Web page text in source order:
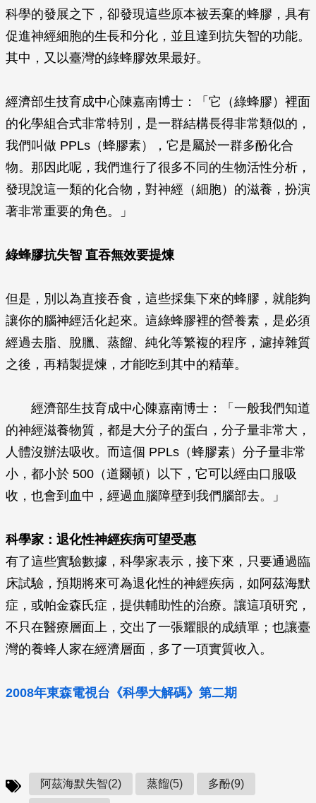
科學的發展之下，卻發現這些原本被丟棄的蜂膠，具有
促進神經細胞的生長和分化，並且達到抗失智的功能。
其中，又以臺灣的綠蜂膠效果最好。
經濟部生技育成中心陳嘉南博士：「它（綠蜂膠）裡面
的化學組合式非常特別，是一群結構長得非常類似的，
我們叫做 PPLs（蜂膠素），它是屬於一群多酚化合
物。那因此呢，我們進行了很多不同的生物活性分析，
發現說這一類的化合物，對神經（細胞）的滋養，扮演
著非常重要的角色。」
綠蜂膠抗失智 直吞無效要提煉
但是，別以為直接吞食，這些採集下來的蜂膠，就能夠
讓你的腦神經活化起來。這綠蜂膠裡的營養素，是必須
經過去脂、脫臘、蒸餾、純化等繁複的程序，濾掉雜質
之後，再精製提煉，才能吃到其中的精華。
經濟部生技育成中心陳嘉南博士：「一般我們知道
的神經滋養物質，都是大分子的蛋白，分子量非常大，
人體沒辦法吸收。而這個 PPLs（蜂膠素）分子量非常
小，都小於 500（道爾頓）以下，它可以經由口服吸
收，也會到血中，經過血腦障壁到我們腦部去。」
科學家：退化性神經疾病可望受惠
有了這些實驗數據，科學家表示，接下來，只要通過臨
床試驗，預期將來可為退化性的神經疾病，如阿茲海默
症，或帕金森氏症，提供輔助性的治療。讓這項研究，
不只在醫療層面上，交出了一張耀眼的成績單；也讓臺
灣的養蜂人家在經濟層面，多了一項實質收入。
2008年東森電視台《科學大解碼》第二期
阿茲海默失智(2) 蒸餾(5) 多酚(9)